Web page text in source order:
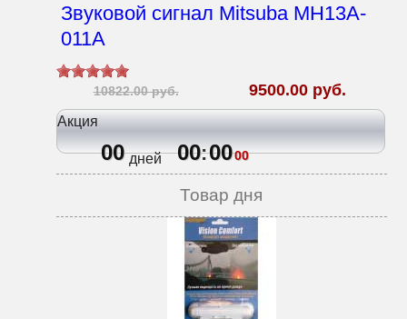
Звуковой сигнал Mitsuba MH13A-
011A
10822.00 руб. 9500.00 руб.
Акция
00 дней 00:0000
Товар дня